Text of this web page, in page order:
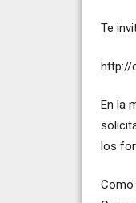
Te
http://
En la
los
Como